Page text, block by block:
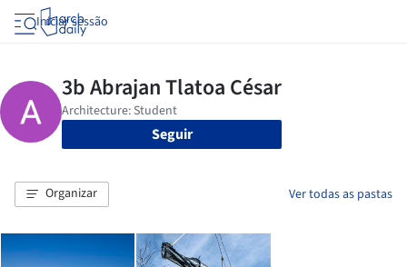
Iniciar sessão
Seguir
Organizar Ver todas as pastas